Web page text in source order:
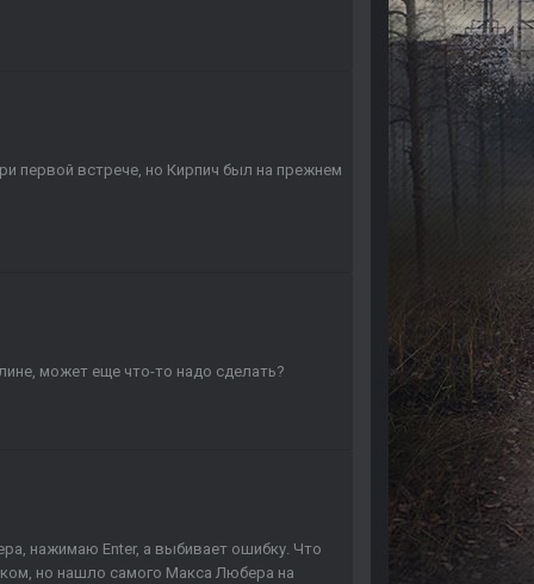
первой встрече, но Кирпич был на прежнем
может еще что-то надо сделать?
нажимаю Enter, а выбивает ошибку. Что
но нашло самого Макса Любера на